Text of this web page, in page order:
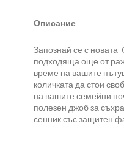
Описание
Запознай се с новата
подходяща още от
време на вашите
количката да стои
на вашите семейни
полезен джоб за
сенник със защитен